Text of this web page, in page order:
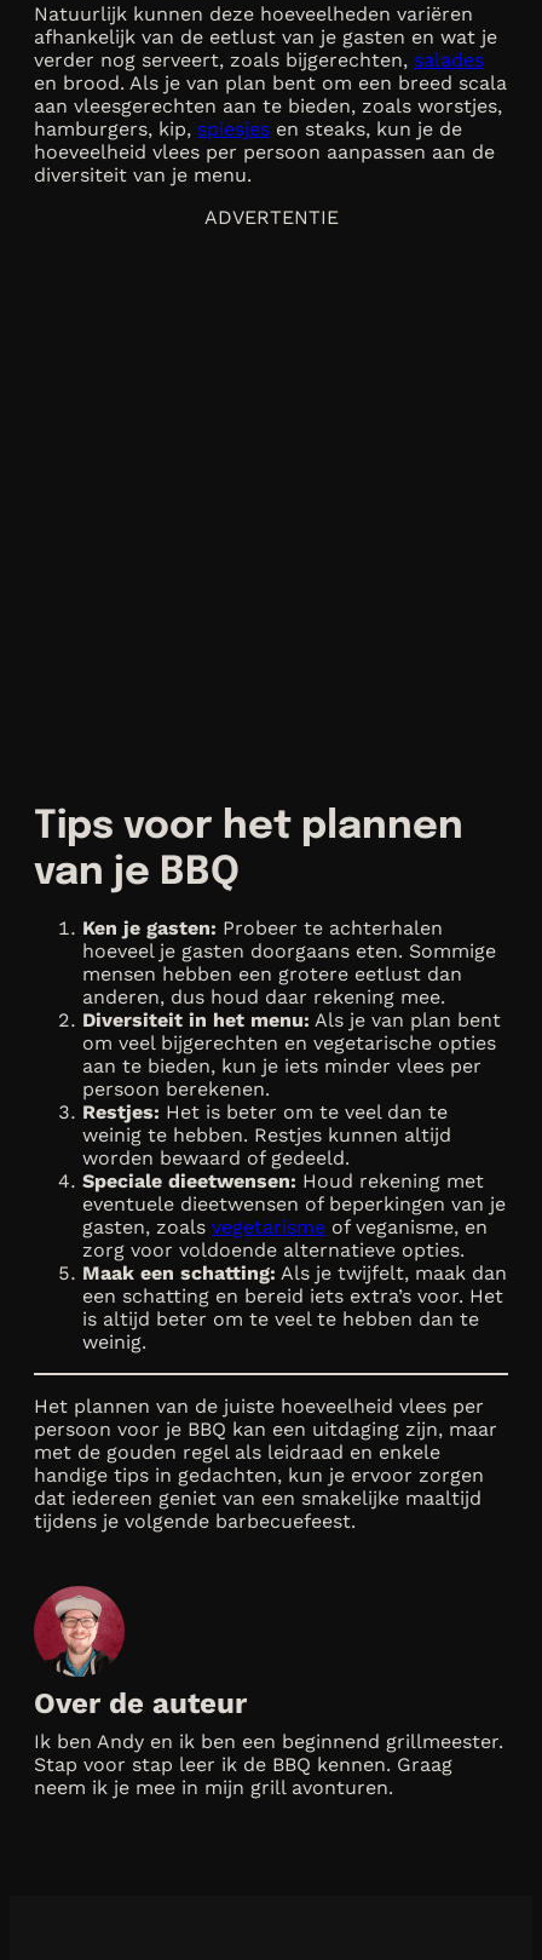
Natuurlijk kunnen deze hoeveelheden variëren
afhankelijk van de eetlust van je gasten en wat je
verder nog serveert, zoals bijgerechten, salades
en brood. Als je van plan bent om een breed scala
aan vleesgerechten aan te bieden, zoals worstjes,
hamburgers, kip, spiesjes en steaks, kun je de
hoeveelheid vlees per persoon aanpassen aan de
diversiteit van je menu.
ADVERTENTIE
Tips voor het plannen
van je BBQ
Ken je gasten: Probeer te achterhalen
hoeveel je gasten doorgaans eten. Sommige
mensen hebben een grotere eetlust dan
anderen, dus houd daar rekening mee.
Diversiteit in het menu: Als je van plan bent
om veel bijgerechten en vegetarische opties
aan te bieden, kun je iets minder vlees per
persoon berekenen.
Restjes: Het is beter om te veel dan te
weinig te hebben. Restjes kunnen altijd
worden bewaard of gedeeld.
Speciale dieetwensen: Houd rekening met
eventuele dieetwensen of beperkingen van je
gasten, zoals vegetarisme of veganisme, en
zorg voor voldoende alternatieve opties.
Maak een schatting: Als je twijfelt, maak dan
een schatting en bereid iets extra’s voor. Het
is altijd beter om te veel te hebben dan te
weinig.
Het plannen van de juiste hoeveelheid vlees per
persoon voor je BBQ kan een uitdaging zijn, maar
met de gouden regel als leidraad en enkele
handige tips in gedachten, kun je ervoor zorgen
dat iedereen geniet van een smakelijke maaltijd
tijdens je volgende barbecuefeest.
Over de auteur
Ik ben Andy en ik ben een beginnend grillmeester.
Stap voor stap leer ik de BBQ kennen. Graag
neem ik je mee in mijn grill avonturen.